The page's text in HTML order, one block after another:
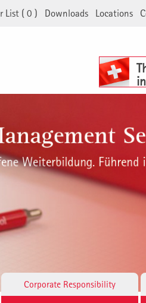
Locations
Downloads
List (0 )
Corporate Responsibility